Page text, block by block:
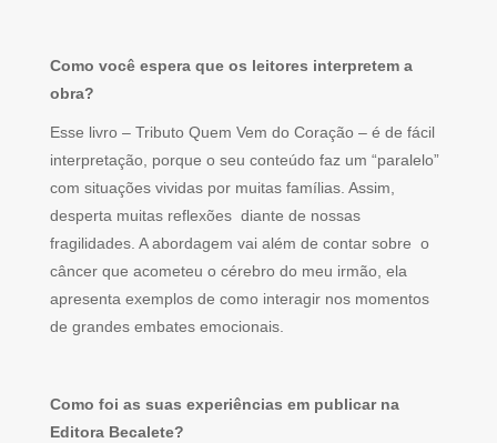
Como você espera que os leitores interpretem a
obra?
Esse livro – Tributo Quem Vem do Coração – é de fácil
interpretação, porque o seu conteúdo faz um “paralelo”
com situações vividas por muitas famílias. Assim,
desperta muitas reflexões diante de nossas
fragilidades. A abordagem vai além de contar sobre o
câncer que acometeu o cérebro do meu irmão, ela
apresenta exemplos de como interagir nos momentos
de grandes embates emocionais.
Como foi as suas experiências em publicar na
Editora Becalete?